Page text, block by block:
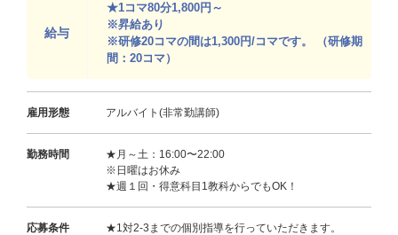
給与
★1コマ80分1,800円～
※昇給あり
※研修20コマの間は1,300円/コマです。 （研修期
間：20コマ）
雇用形態 アルバイト(非常勤講師)
勤務時間
★月～土：16:00〜22:00
※日曜はお休み
★週１回・得意科目1教科からでもOK！
応募条件
★1対2-3までの個別指導を行っていただきます。